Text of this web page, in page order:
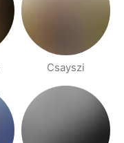
Csayszi